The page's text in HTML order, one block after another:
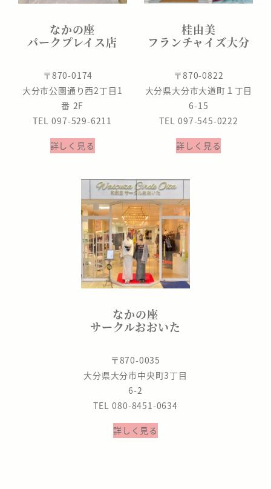
なかの座
パークプレイス店
〒870-0174
大分市公園通り西2丁目1
番 2F
TEL 097-529-6211
詳しく見る
桂由美
フランチャイズ大分
〒870-0822
大分県大分市大道町１丁目
6-15
TEL 097-545-0222
詳しく見る
なかの座
サークルおおいた
〒870-0035
大分県大分市中央町3丁目
6-2
TEL 080-8451-0634
詳しく見る